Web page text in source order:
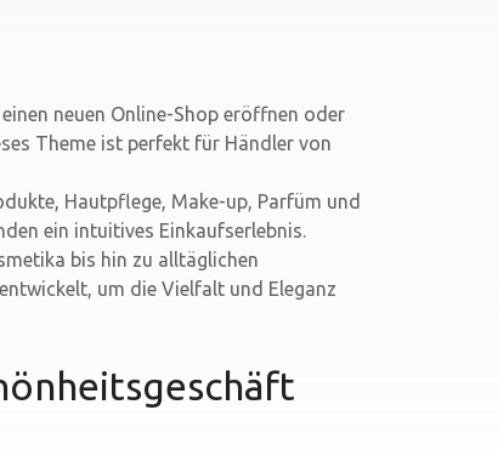
einen neuen Online-Shop eröffnen oder
Theme ist perfekt für Händler von
Hautpflege, Make-up, Parfüm und
ein intuitives Einkaufserlebnis.
bis hin zu alltäglichen
um die Vielfalt und Eleganz